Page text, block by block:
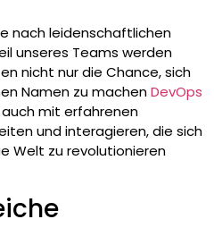
nach leidenschaftlichen
unseres Teams werden
nicht nur die Chance, sich
Namen zu machenDevOps
mit erfahrenen
und interagieren, die sich
Welt zu revolutionieren